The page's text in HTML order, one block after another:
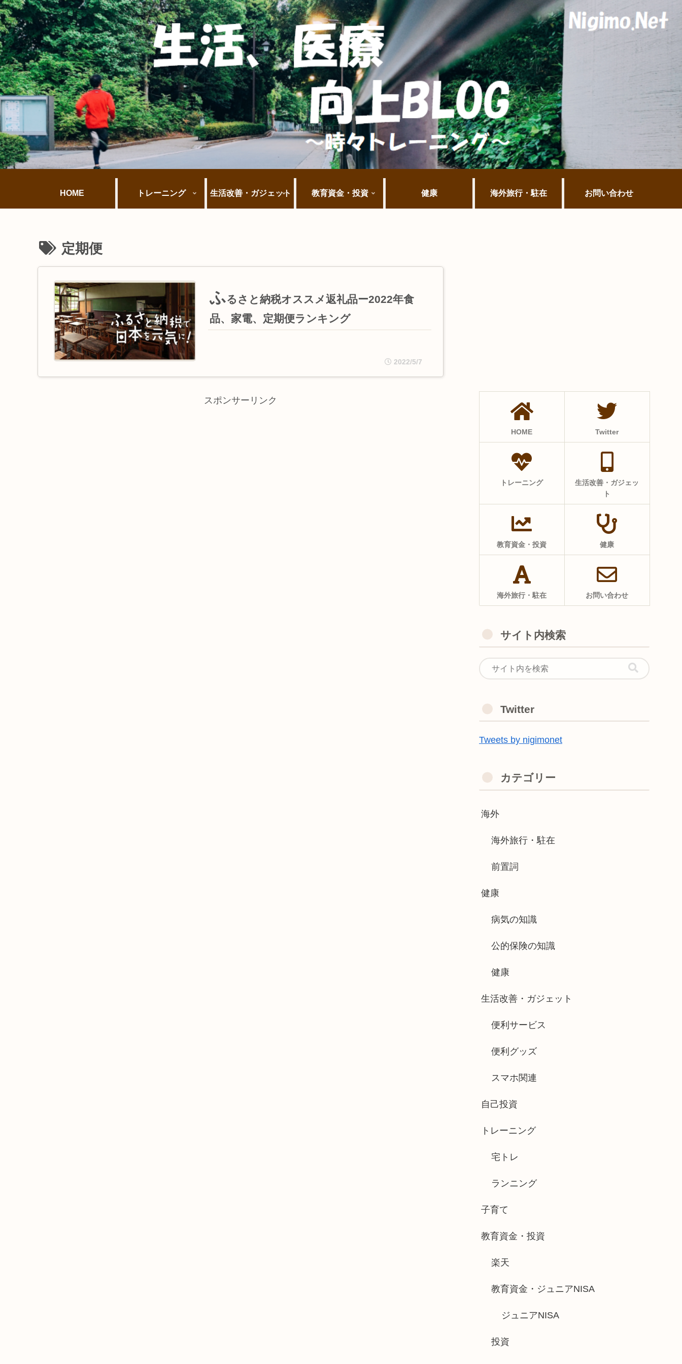
HOME トレーニング 生活改善・ガジェット 教育資金・投資 健康 海外旅行・駐在 お問い合わせ
定期便
ふるさと納税オススメ返礼品ー2022年食
品、家電、定期便ランキング
2022/5/7
スポンサーリンク
HOME Twitter
トレーニング
生活改善・ガジェッ
ト
教育資金・投資 健康
海外旅行・駐在 お問い合わせ
サイト内検索
Twitter
Tweets by nigimonet
カテゴリー
海外
海外旅行・駐在
前置詞
健康
病気の知識
公的保険の知識
健康
生活改善・ガジェット
便利サービス
便利グッズ
スマホ関連
自己投資
トレーニング
宅トレ
ランニング
子育て
教育資金・投資
楽天
教育資金・ジュニアNISA
ジュニアNISA
投資